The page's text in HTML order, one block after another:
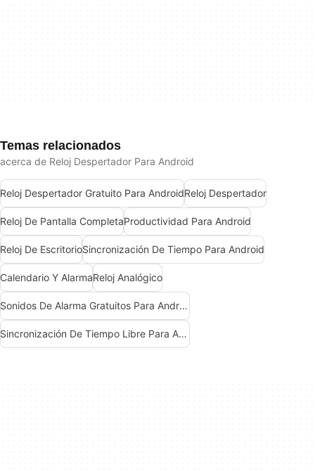
Temas relacionados
acerca de Reloj Despertador Para Android
Reloj Despertador Gratuito Para AndroidReloj Despertador
Reloj De Pantalla CompletaProductividad Para Android
Reloj De EscritorioSincronización De Tiempo Para Android
Calendario Y AlarmaReloj Analógico
Sonidos De Alarma Gratuitos Para Android
Sincronización De Tiempo Libre Para Android